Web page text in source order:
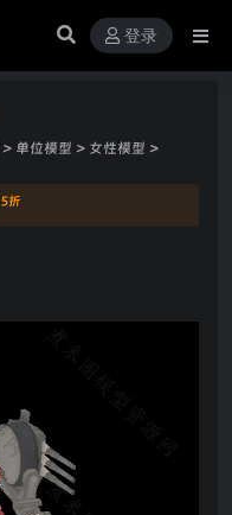
登录
> 单位模型 > 女性模型 >
5折